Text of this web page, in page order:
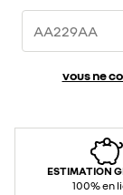
vous ne
ESTIMATION
100% en